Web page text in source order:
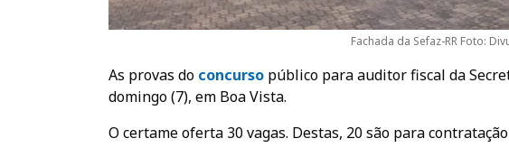
Fachada da Sefaz-RR Foto:
As provas do concurso público para auditor fiscal da
domingo (7), em Boa Vista.
O certame oferta 30 vagas. Destas, 20 são para